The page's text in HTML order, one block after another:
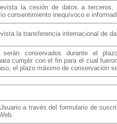
la cesión de datos a terceros,
consentimiento inequívoco e
la transferencia internacional de
serán conservados durante el
cumplir con el fin para el cual
el plazo máximo de conservación
a través del formulario de